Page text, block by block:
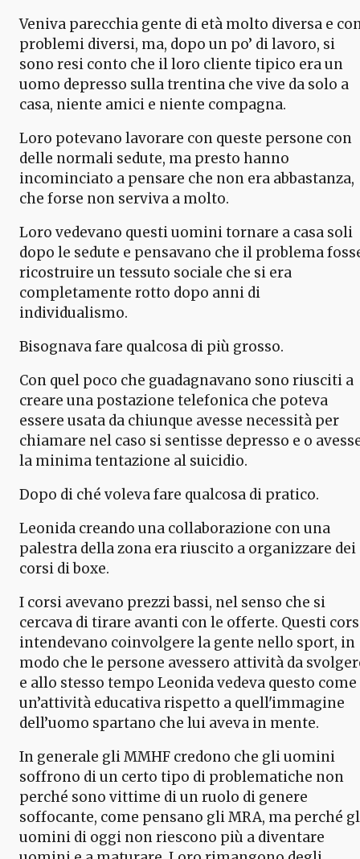
Veniva parecchia gente di età molto diversa e
problemi diversi, ma, dopo un po’ di lavoro, si
sono resi conto che il loro cliente tipico era un
uomo depresso sulla trentina che vive da solo a
casa, niente amici e niente compagna.
Loro potevano lavorare con queste persone con
delle normali sedute, ma presto hanno
incominciato a pensare che non era abbastanza,
che forse non serviva a molto.
Loro vedevano questi uomini tornare a casa soli
dopo le sedute e pensavano che il problema
ricostruire un tessuto sociale che si era
completamente rotto dopo anni di
individualismo.
Bisognava fare qualcosa di più grosso.
Con quel poco che guadagnavano sono riusciti a
creare una postazione telefonica che poteva
essere usata da chiunque avesse necessità per
chiamare nel caso si sentisse depresso e o
la minima tentazione al suicidio.
Dopo di ché voleva fare qualcosa di pratico.
Leonida creando una collaborazione con una
palestra della zona era riuscito a organizzare dei
corsi di boxe.
I corsi avevano prezzi bassi, nel senso che si
cercava di tirare avanti con le offerte. Questi
intendevano coinvolgere la gente nello sport, in
modo che le persone avessero attività da
e allo stesso tempo Leonida vedeva questo come
un’attività educativa rispetto a quell'immagine
dell’uomo spartano che lui aveva in mente.
In generale gli MMHF credono che gli uomini
soffrono di un certo tipo di problematiche non
perché sono vittime di un ruolo di genere
soffocante, come pensano gli MRA, ma perché
uomini di oggi non riescono più a diventare